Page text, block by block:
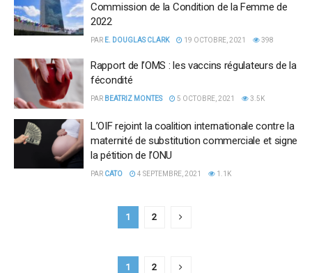
Commission de la Condition de la Femme de
2022
PAR E. DOUGLAS CLARK 19 OCTOBRE, 2021 398
Rapport de l’OMS : les vaccins régulateurs de la
fécondité
PAR BEATRIZ MONTES 5 OCTOBRE, 2021 3.5K
L’OIF rejoint la coalition internationale contre la
maternité de substitution commerciale et signe
la pétition de l’ONU
PAR CATO 4 SEPTEMBRE, 2021 1.1K
1 2
1 2